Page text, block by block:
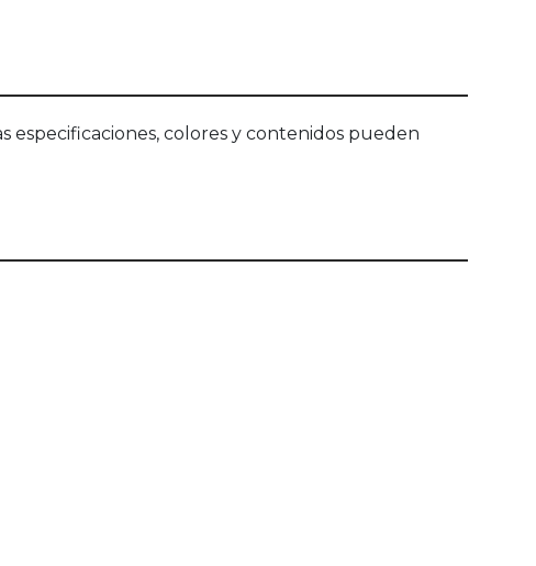
especificaciones, colores y contenidos pueden